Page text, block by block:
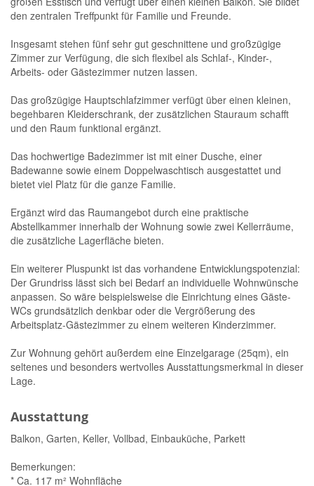
den zentralen Treffpunkt für Familie und Freunde.
Insgesamt stehen fünf sehr gut geschnittene und großzügige
Zimmer zur Verfügung, die sich flexibel als Schlaf-, Kinder-,
Arbeits- oder Gästezimmer nutzen lassen.
Das großzügige Hauptschlafzimmer verfügt über einen kleinen,
begehbaren Kleiderschrank, der zusätzlichen Stauraum schafft
und den Raum funktional ergänzt.
Das hochwertige Badezimmer ist mit einer Dusche, einer
Badewanne sowie einem Doppelwaschtisch ausgestattet und
bietet viel Platz für die ganze Familie.
Ergänzt wird das Raumangebot durch eine praktische
Abstellkammer innerhalb der Wohnung sowie zwei Kellerräume,
die zusätzliche Lagerfläche bieten.
Ein weiterer Pluspunkt ist das vorhandene Entwicklungspotenzial:
Der Grundriss lässt sich bei Bedarf an individuelle Wohnwünsche
anpassen. So wäre beispielsweise die Einrichtung eines Gäste-
WCs grundsätzlich denkbar oder die Vergrößerung des
Arbeitsplatz-Gästezimmer zu einem weiteren Kinderzimmer.
Zur Wohnung gehört außerdem eine Einzelgarage (25qm), ein
seltenes und besonders wertvolles Ausstattungsmerkmal in dieser
Lage.
Ausstattung
Balkon, Garten, Keller, Vollbad, Einbauküche, Parkett
Bemerkungen:
* Ca. 117 m² Wohnfläche